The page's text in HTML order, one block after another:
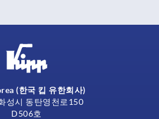
(한국 킵 유한회사)
성시 동탄영천로150
D506호